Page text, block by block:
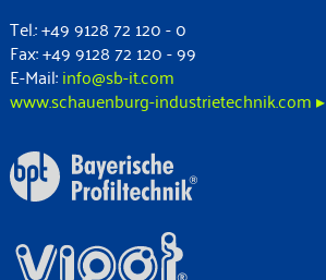
Tel.: +49 9128 72 120 - 0
Fax: +49 9128 72 120 - 99
E-Mail:info@sb-it.com
www.schauenburg-industrietechnik.com ▸